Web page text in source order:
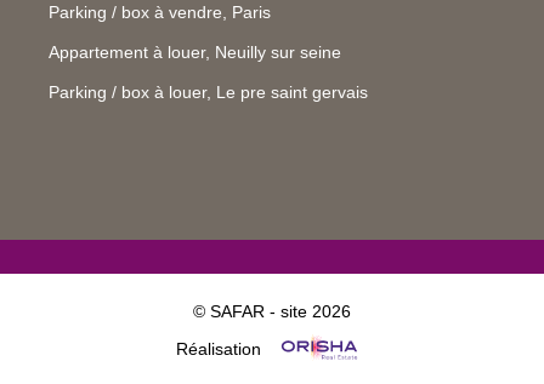
Parking / box à vendre, Paris
Appartement à louer, Neuilly sur seine
Parking / box à louer, Le pre saint gervais
© SAFAR - site 2026
Réalisation